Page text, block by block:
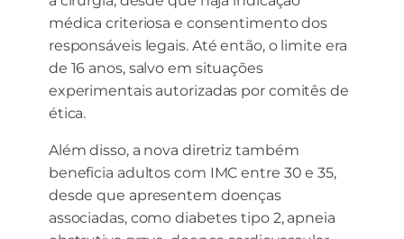
médica criteriosa e consentimento dos
responsáveis legais. Até então, o limite era
de 16 anos, salvo em situações
experimentais autorizadas por comitês de
ética.
Além disso, a nova diretriz também
beneficia adultos com IMC entre 30 e 35,
desde que apresentem doenças
associadas, como diabetes tipo 2, apneia